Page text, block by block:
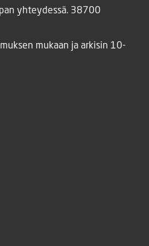
yhteydessä. 38700
mukaan ja arkisin 10-